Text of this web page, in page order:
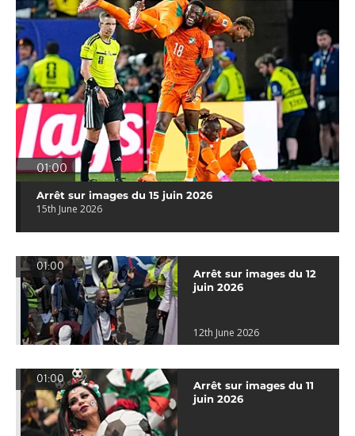
01:00
Arrêt sur images du 15 juin 2026
15th June 2026
01:00
Arrêt sur images du 12
juin 2026
12th June 2026
01:00
Arrêt sur images du 11
juin 2026